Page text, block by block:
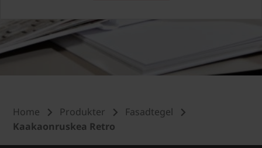
Home Produkter
Fasadtegel
Kaakaonruskea Retro